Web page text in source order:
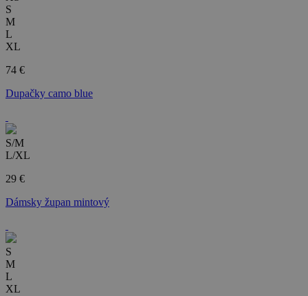
S
M
L
XL
74 €
Dupačky camo blue
S/M
L/XL
29 €
Dámsky župan mintový
S
M
L
XL